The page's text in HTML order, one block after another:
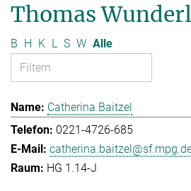
Thomas
B H K L S W Alle
Catherina Baitzel
0221-4726-685
HG 1.14-J